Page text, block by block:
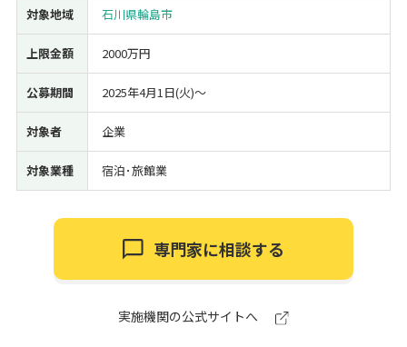
対象地域 石川県輪島市
上限金額 2000万円
公募期間 2025年4月1日(火)〜
対象者 企業
対象業種 宿泊･旅館業
専門家に相談する
実施機関の公式サイトへ